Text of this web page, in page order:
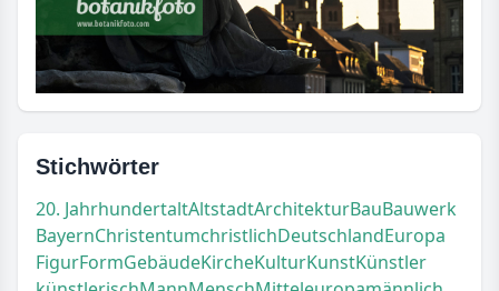
Stichwörter
20. JahrhundertaltAltstadtArchitekturBauBauwerk
BayernChristentumchristlichDeutschlandEuropa
FigurFormGebäudeKircheKulturKunstKünstler